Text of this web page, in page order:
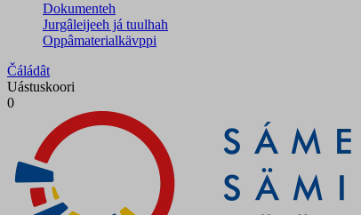
Dokumenteh
Jurgâleijeeh já tuulhah
Oppâmaterialkävppi
Čáládât
Uástuskoori
0